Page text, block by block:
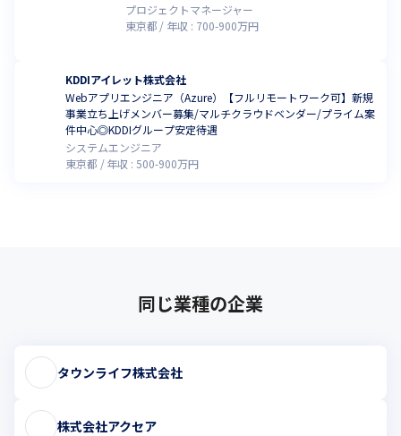
プロジェクトマネージャー
東京都
年収 : 700-900万円
KDDIアイレット株式会社
Webアプリエンジニア（Azure）【フルリモートワーク可】新規
事業立ち上げメンバー募集/マルチクラウドベンダー/プライム案
件中心◎KDDIグループ安定待遇
システムエンジニア
東京都
年収 : 500-900万円
同じ業種の企業
タウンライフ株式会社
株式会社アクセア